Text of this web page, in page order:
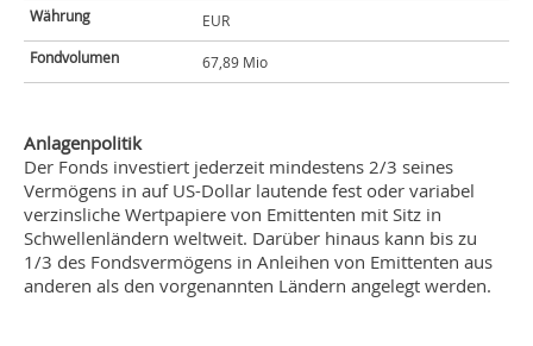
Währung
EUR
Fondvolumen
67,89 Mio
Anlagenpolitik
Der Fonds investiert jederzeit mindestens 2/3 seines
Vermögens in auf US-Dollar lautende fest oder variabel
verzinsliche Wertpapiere von Emittenten mit Sitz in
Schwellenländern weltweit. Darüber hinaus kann bis zu
1/3 des Fondsvermögens in Anleihen von Emittenten aus
anderen als den vorgenannten Ländern angelegt werden.